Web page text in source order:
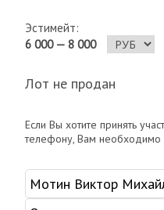
Эстимейт:
6 000 — 8 000
Лот не продан
Если Вы хотите принять
телефону, Вам необходимо
Мотин Виктор